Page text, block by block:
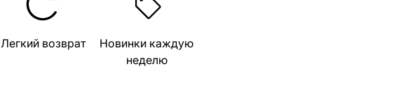
Легкий возврат
Новинки каждую
неделю